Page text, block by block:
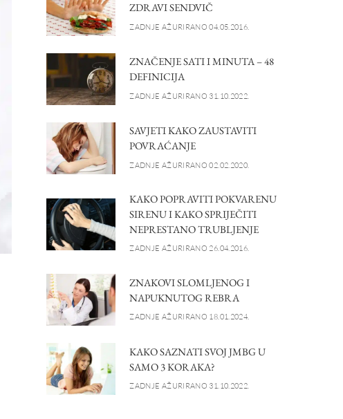
ZDRAVI SENDVIČ
ZADNJE AŽURIRANO 04.05.2016.
ZNAČENJE SATI I MINUTA – 48
DEFINICIJA
ZADNJE AŽURIRANO 31.10.2022.
SAVJETI KAKO ZAUSTAVITI
POVRAĆANJE
ZADNJE AŽURIRANO 02.02.2020.
KAKO POPRAVITI POKVARENU
SIRENU I KAKO SPRIJEČITI
NEPRESTANO TRUBLJENJE
ZADNJE AŽURIRANO 26.04.2016.
ZNAKOVI SLOMLJENOG I
NAPUKNUTOG REBRA
ZADNJE AŽURIRANO 18.01.2024.
KAKO SAZNATI SVOJ JMBG U
SAMO 3 KORAKA?
ZADNJE AŽURIRANO 31.10.2022.